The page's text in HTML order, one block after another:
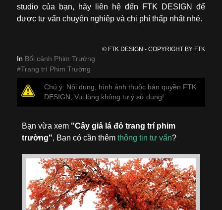
studio của bạn, hãy liên hệ đến FTK DESIGN để
được tư vấn chuyên nghiệp và chi phí thấp nhất nhé.
© FTK DESIGN - COPYRIGHT BY FTK
In Bối cảnh Phim Trường
Trang trí Phim Trường
Chú ý: Nội dung, hình ảnh thuộc bản quyền FTK
DESIGN, Vui lòng không tự ý sử dụng!
Bạn vừa xem "Cây giả lá đỏ trang trí phim
trường", Bạn có cần thêm thông tin tư vấn?